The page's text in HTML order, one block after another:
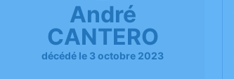
André
CANTERO
décédé le 3 octobre 2023